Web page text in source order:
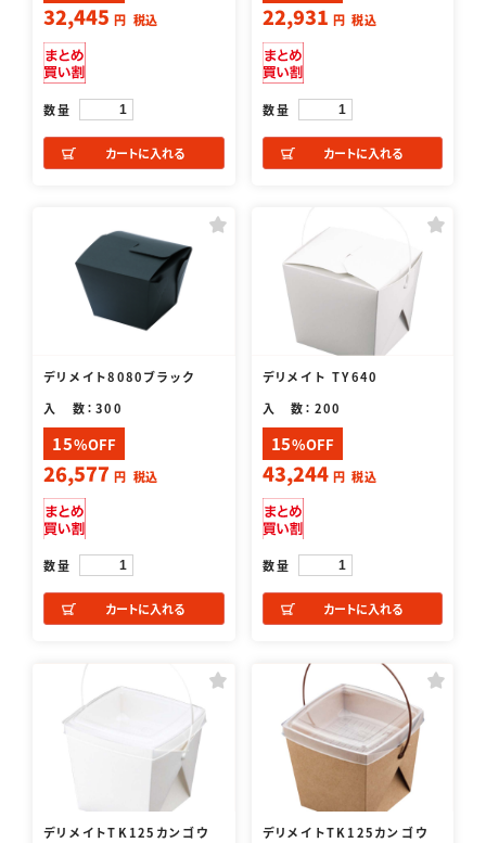
32,445 円 税込
数量
カートに入れる
22,931 円 税込
数量
カートに入れる
デリメイト8080ブラック
入 数：300
15%OFF
26,577 円 税込
数量
カートに入れる
デリメイト TY640
入 数：200
15%OFF
43,244 円 税込
数量
カートに入れる
デリメイトTK125カンゴウ
デリメイトTK125カンゴウ